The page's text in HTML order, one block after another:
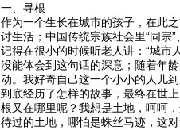
一、寻根
作为一个生长在城市的孩子，在此
讨生活；中国传统宗族社会里“同宗
记得在很小的时候听老人讲：“城市
没能体会到这句话的深意；随着年
动。我好奇自己这一个小小的人儿
到底经历了怎样的故事，最终在世
根又在哪里呢？我想是土地，呵呵
待过的土地，哪怕是蛛丝马迹，这